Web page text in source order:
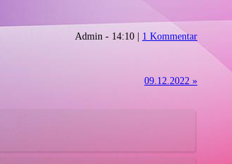
Admin - 14:10 | 1 Kommentar
09.12.2022 »